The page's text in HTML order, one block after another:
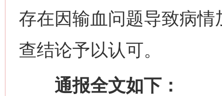
存在因输血问题导致病
查结论予以认可。
通报全文如下：